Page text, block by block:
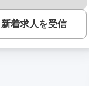
新着求人を受信